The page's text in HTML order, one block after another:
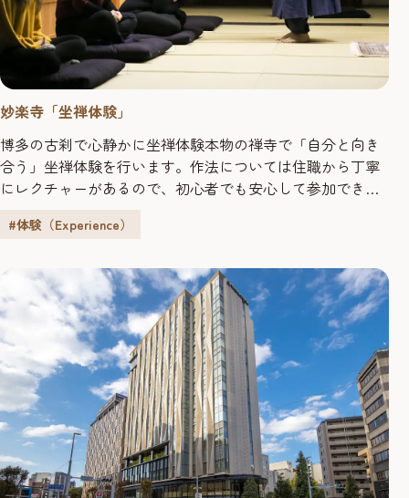
妙楽寺「坐禅体験」
博多の古刹で心静かに坐禅体験本物の禅寺で「自分と向き
合う」坐禅体験を行います。作法については住職から丁寧
にレクチャーがあるので、初心者でも安心して参加できま
いう宗派の禅寺です。「妙楽寺」は博多が中国との交易で
ける「ういろう伝来の地」としても知られています。禅の
世界では自然に順応するような...
#体験（Experience）